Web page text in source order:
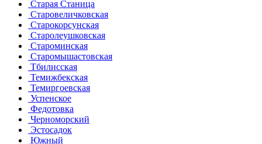
Старая Станица
Старовеличковская
Старокорсунская
Старолеушковская
Староминская
Старомышастовская
Тбилисская
Темижбекская
Темиргоевская
Успенское
Федотовка
Черноморский
Эстосадок
Южный